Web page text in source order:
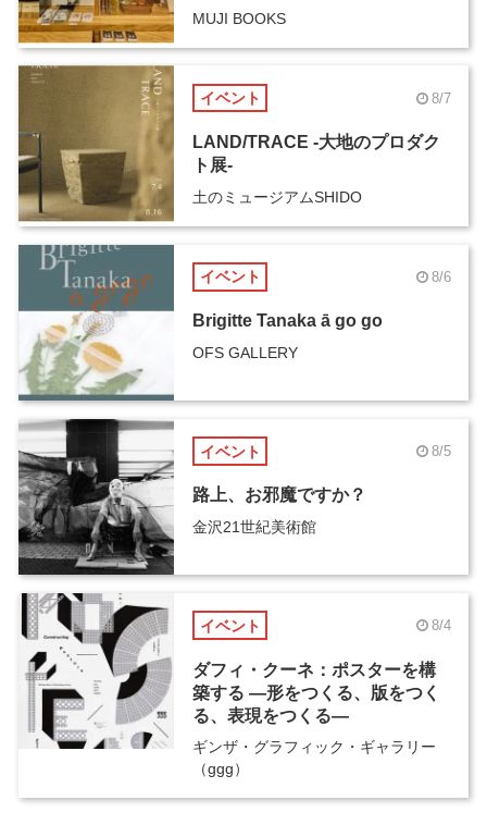
MUJI BOOKS
イベント 8/7
LAND/TRACE -大地のプロダク
ト展-
土のミュージアムSHIDO
イベント 8/6
Brigitte Tanaka ā go go
OFS GALLERY
イベント 8/5
路上、お邪魔ですか？
金沢21世紀美術館
イベント 8/4
ダフィ・クーネ：ポスターを構
築する ―形をつくる、版をつく
る、表現をつくる―
ギンザ・グラフィック・ギャラリー
（ggg）